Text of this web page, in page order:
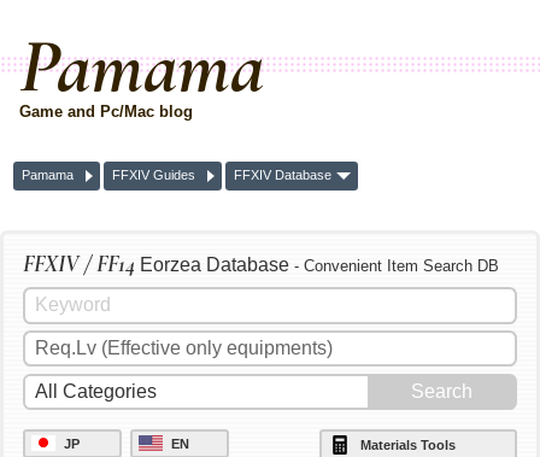
Pamama
Game and Pc/Mac blog
Pamama FFXIV Guides FFXIV Database
FFXIV / FF14 Eorzea Database - Convenient Item Search DB
JP EN Materials Tools